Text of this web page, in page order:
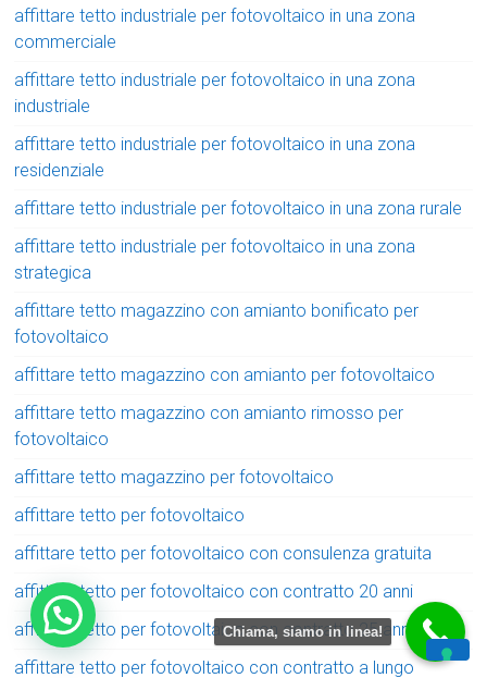
affittare tetto industriale per fotovoltaico in una zona
commerciale
affittare tetto industriale per fotovoltaico in una zona
industriale
affittare tetto industriale per fotovoltaico in una zona
residenziale
affittare tetto industriale per fotovoltaico in una zona rurale
affittare tetto industriale per fotovoltaico in una zona
strategica
affittare tetto magazzino con amianto bonificato per
fotovoltaico
affittare tetto magazzino con amianto per fotovoltaico
affittare tetto magazzino con amianto rimosso per
fotovoltaico
affittare tetto magazzino per fotovoltaico
affittare tetto per fotovoltaico
affittare tetto per fotovoltaico con consulenza gratuita
affittare tetto per fotovoltaico con contratto 20 anni
affittare tetto per fotovoltaico con contratto 25 anni
affittare tetto per fotovoltaico con contratto a lungo
Chiama, siamo in linea!